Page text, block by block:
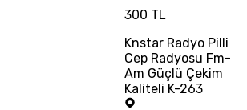
300 TL
Knstar Radyo Pilli
Cep Radyosu Fm-
Am Güçlü Çekim
Kaliteli K-263